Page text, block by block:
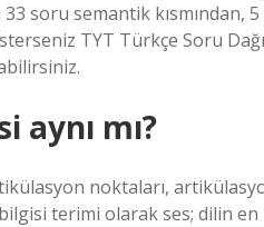
soru semantik kısmından,
TYT Türkçe Soru
aynı mı?
noktaları,
terimi olarak ses; dilin